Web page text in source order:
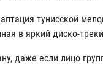
тунисской
в яркий диско‑треки
даже если лицо